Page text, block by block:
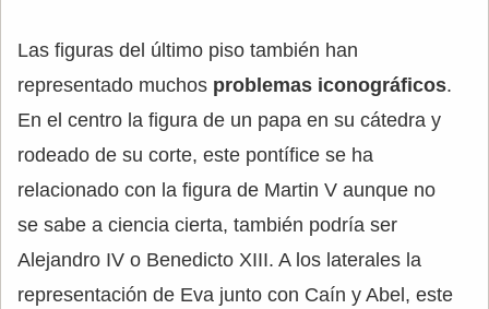
Las figuras del último piso también han
representado muchos problemas iconográficos.
En el centro la figura de un papa en su cátedra y
rodeado de su corte, este pontífice se ha
relacionado con la figura de Martin V aunque no
se sabe a ciencia cierta, también podría ser
Alejandro IV o Benedicto XIII. A los laterales la
representación de Eva junto con Caín y Abel, este